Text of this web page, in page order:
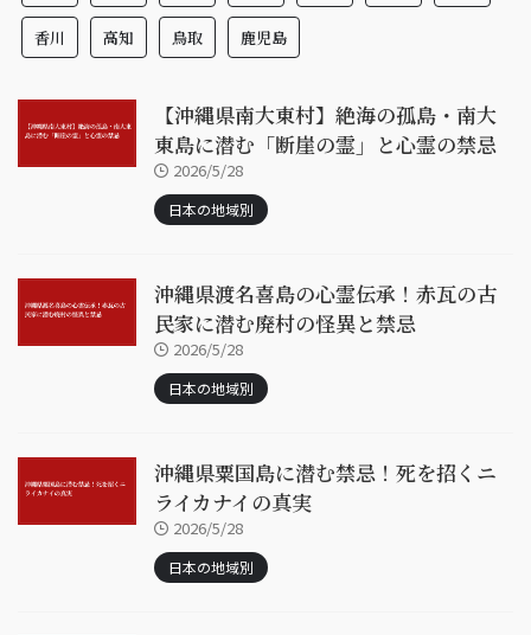
香川 高知 鳥取 鹿児島
【沖縄県南大東村】絶海の孤島・南大
東島に潜む「断崖の霊」と心霊の禁忌
2026/5/28
日本の地域別
沖縄県渡名喜島の心霊伝承！赤瓦の古
民家に潜む廃村の怪異と禁忌
2026/5/28
日本の地域別
沖縄県粟国島に潜む禁忌！死を招くニ
ライカナイの真実
2026/5/28
日本の地域別